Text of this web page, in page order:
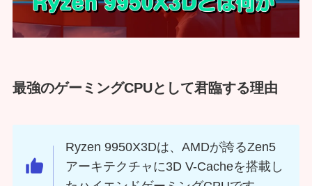
最強のゲーミングCPUとして君臨する理由
Ryzen 9950X3Dは、AMDが誇るZen5
アーキテクチャに3D V-Cacheを搭載し